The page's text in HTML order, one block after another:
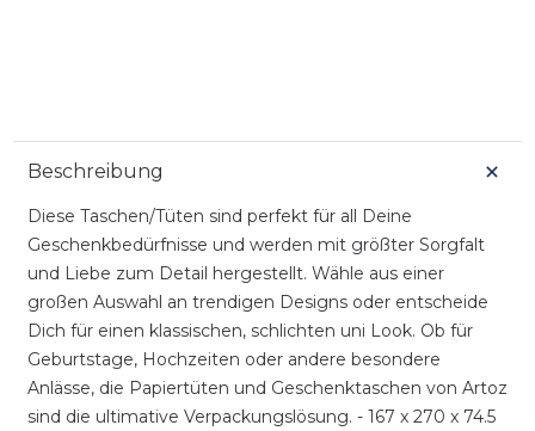
Beschreibung
Diese Taschen/Tüten sind perfekt für all Deine
Geschenkbedürfnisse und werden mit größter Sorgfalt
und Liebe zum Detail hergestellt. Wähle aus einer
großen Auswahl an trendigen Designs oder entscheide
Dich für einen klassischen, schlichten uni Look. Ob für
Geburtstage, Hochzeiten oder andere besondere
Anlässe, die Papiertüten und Geschenktaschen von Artoz
sind die ultimative Verpackungslösung. - 167 x 270 x 74.5